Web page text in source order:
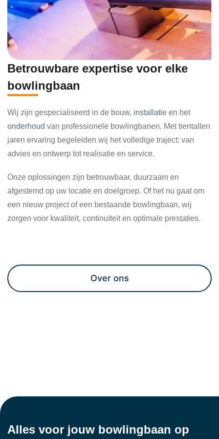
Betrouwbare expertise voor elke
bowlingbaan
Wij zijn gespecialiseerd in de bouw, installatie en het
onderhoud van professionele bowlingbanen. Met tientallen
jaren ervaring begeleiden wij het volledige traject: van
advies en ontwerp tot realisatie en service.
Onze oplossingen zijn betrouwbaar, duurzaam en
afgestemd op uw locatie en doelgroep. Of het nu gaat om
een nieuw project of een bestaande bowlingbaan, wij
zorgen voor kwaliteit, continuïteit en optimale prestaties.
Over ons
Alles voor jouw bowlingbaan op